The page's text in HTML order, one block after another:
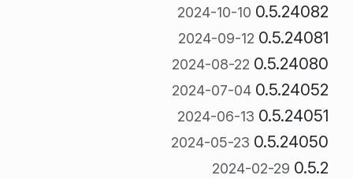
0.5.24082
2024-10-10
0.5.24081
2024-09-12
0.5.24080
2024-08-22
0.5.24052
2024-07-04
0.5.24051
2024-06-13
0.5.24050
2024-05-23
0.5.2
2024-02-29